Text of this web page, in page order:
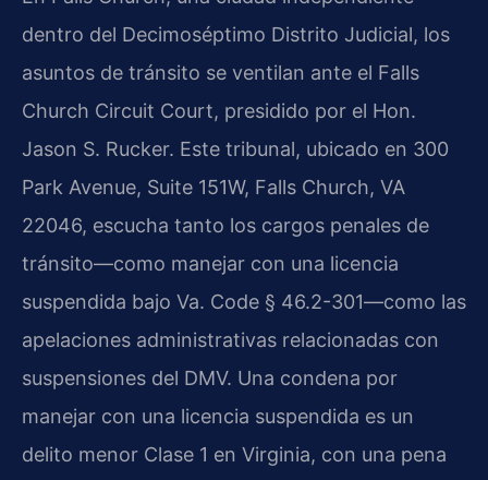
dentro del Decimoséptimo Distrito Judicial, los
asuntos de tránsito se ventilan ante el Falls
Church Circuit Court, presidido por el Hon.
Jason S. Rucker. Este tribunal, ubicado en 300
Park Avenue, Suite 151W, Falls Church, VA
22046, escucha tanto los cargos penales de
tránsito—como manejar con una licencia
suspendida bajo Va. Code § 46.2-301—como las
apelaciones administrativas relacionadas con
suspensiones del DMV. Una condena por
manejar con una licencia suspendida es un
delito menor Clase 1 en Virginia, con una pena